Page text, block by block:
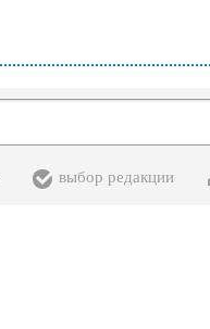
выбор редакции